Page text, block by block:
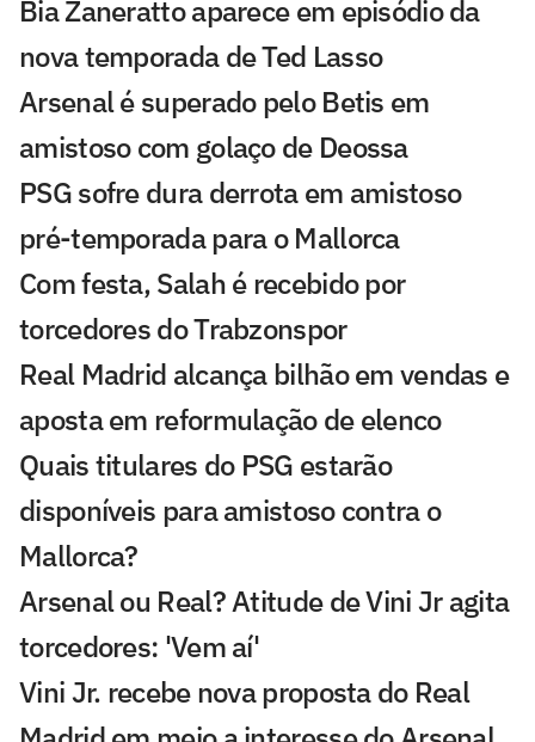
Bia Zaneratto aparece em episódio da
nova temporada de Ted Lasso
Arsenal é superado pelo Betis em
amistoso com golaço de Deossa
PSG sofre dura derrota em amistoso
pré-temporada para o Mallorca
Com festa, Salah é recebido por
torcedores do Trabzonspor
Real Madrid alcança bilhão em vendas e
aposta em reformulação de elenco
Quais titulares do PSG estarão
disponíveis para amistoso contra o
Mallorca?
Arsenal ou Real? Atitude de Vini Jr agita
torcedores: 'Vem aí'
Vini Jr. recebe nova proposta do Real